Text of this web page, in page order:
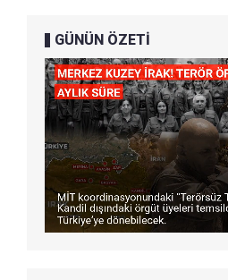
GÜNÜN ÖZETİ